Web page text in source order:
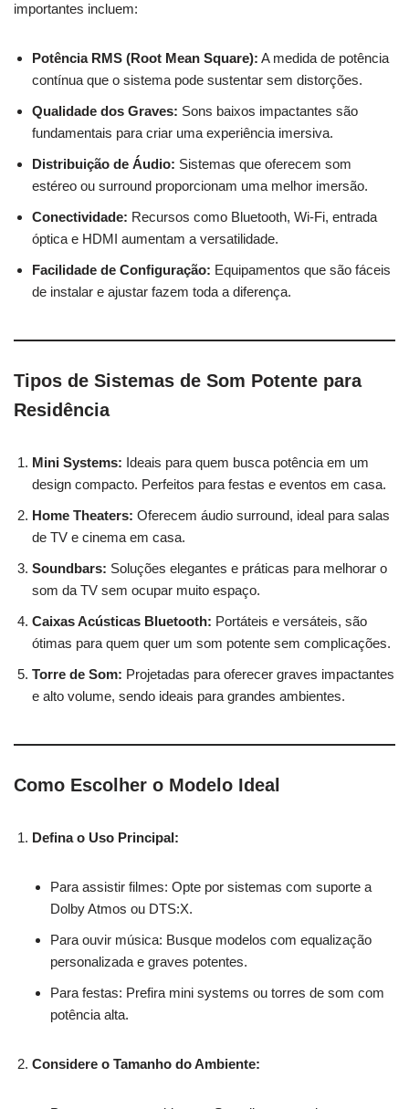
importantes incluem:
Potência RMS (Root Mean Square): A medida de potência
contínua que o sistema pode sustentar sem distorções.
Qualidade dos Graves: Sons baixos impactantes são
fundamentais para criar uma experiência imersiva.
Distribuição de Áudio: Sistemas que oferecem som
estéreo ou surround proporcionam uma melhor imersão.
Conectividade: Recursos como Bluetooth, Wi-Fi, entrada
óptica e HDMI aumentam a versatilidade.
Facilidade de Configuração: Equipamentos que são fáceis
de instalar e ajustar fazem toda a diferença.
Tipos de Sistemas de Som Potente para
Residência
Mini Systems: Ideais para quem busca potência em um
design compacto. Perfeitos para festas e eventos em casa.
Home Theaters: Oferecem áudio surround, ideal para salas
de TV e cinema em casa.
Soundbars: Soluções elegantes e práticas para melhorar o
som da TV sem ocupar muito espaço.
Caixas Acústicas Bluetooth: Portáteis e versáteis, são
ótimas para quem quer um som potente sem complicações.
Torre de Som: Projetadas para oferecer graves impactantes
e alto volume, sendo ideais para grandes ambientes.
Como Escolher o Modelo Ideal
Defina o Uso Principal:
Para assistir filmes: Opte por sistemas com suporte a
Dolby Atmos ou DTS:X.
Para ouvir música: Busque modelos com equalização
personalizada e graves potentes.
Para festas: Prefira mini systems ou torres de som com
potência alta.
Considere o Tamanho do Ambiente: